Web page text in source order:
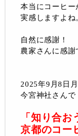
本当にコーヒー
実感しますよね
自然に感謝！
農家さんに感謝
2025年9月8日
今宮神社さんで
「知り合
京都のコー